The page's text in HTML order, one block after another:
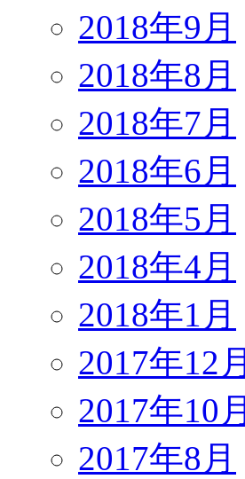
2018年9月
2018年8月
2018年7月
2018年6月
2018年5月
2018年4月
2018年1月
2017年12月
2017年10月
2017年8月